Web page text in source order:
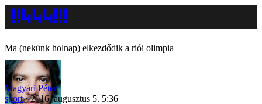
Ma (nekünk holnap) elkezdődik a riói olimpia
Magyari Péter
sport
2016. augusztus 5. 5:36